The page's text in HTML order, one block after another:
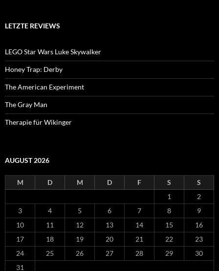
LETZTE REVIEWS
LEGO Star Wars Luke Skywalker
Honey Trap: Derby
The American Experiment
The Gray Man
Therapie für Wikinger
AUGUST 2026
M D M D F S
S
1
2
3
4 5 6 7 8
9
10
11 12 13 14 15
16
17
18 19 20 21 22
23
24
25 26 27 28 29
30
31